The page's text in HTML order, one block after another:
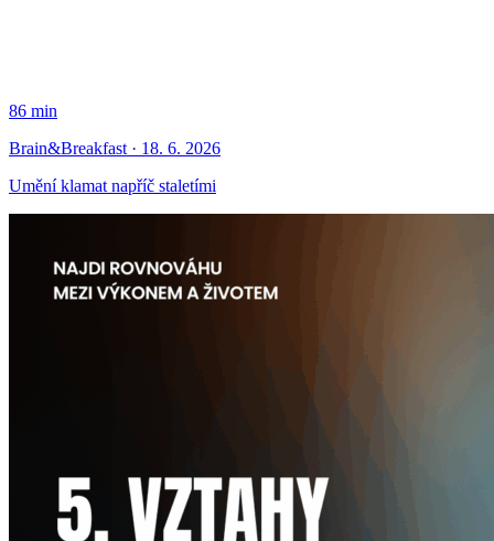
86 min
Brain&Breakfast · 18. 6. 2026
Umění klamat napříč staletími